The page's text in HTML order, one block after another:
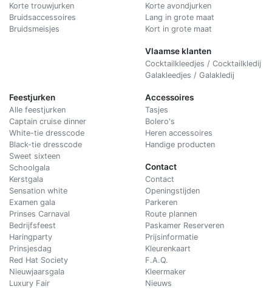
Korte trouwjurken
Bruidsaccessoires
Bruidsmeisjes
Korte avondjurken
Lang in grote maat
Kort in grote maat
Vlaamse klanten
Cocktailkleedjes / Cocktailkledij
Galakleedjes / Galakledij
Feestjurken
Alle feestjurken
Captain cruise dinner
White-tie dresscode
Black-tie dresscode
Sweet sixteen
Schoolgala
Kerstgala
Sensation white
Examen gala
Prinses Carnaval
Bedrijfsfeest
Haringparty
Prinsjesdag
Red Hat Society
Nieuwjaarsgala
Luxury Fair
Accessoires
Tasjes
Bolero's
Heren accessoires
Handige producten
Contact
Contact
Openingstijden
Parkeren
Route plannen
Paskamer Reserveren
Prijsinformatie
Kleurenkaart
F.A.Q.
Kleermaker
Nieuws